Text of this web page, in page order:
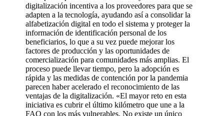
digitalización incentiva a los proveedores para que se
adapten a la tecnología, ayudando así a consolidar la
alfabetización digital en todo el sistema y proteger la
información de identificación personal de los
beneficiarios, lo que a su vez puede mejorar los
factores de producción y las oportunidades de
comercialización para comunidades más amplias. El
proceso puede llevar tiempo, pero la adopción es
rápida y las medidas de contención por la pandemia
parecen haber acelerado el reconocimiento de las
ventajas de la digitalización. «El mayor reto en esta
iniciativa es cubrir el último kilómetro que une a la
FAO con los más vulnerables. No existe un único